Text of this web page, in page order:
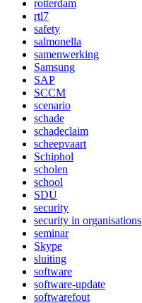
rotterdam
rtl7
safety
salmonella
samenwerking
Samsung
SAP
SCCM
scenario
schade
schadeclaim
scheepvaart
Schiphol
scholen
school
SDU
security
security in organisations
seminar
Skype
sluiting
software
software-update
softwarefout